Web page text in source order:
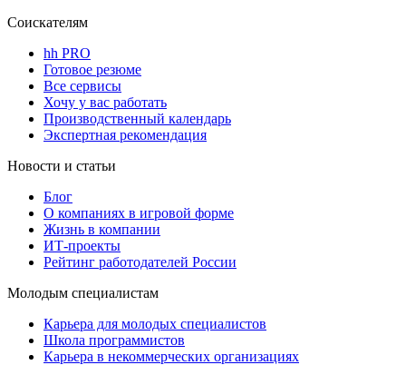
Соискателям
hh PRO
Готовое резюме
Все сервисы
Хочу у вас работать
Производственный календарь
Экспертная рекомендация
Новости и статьи
Блог
О компаниях в игровой форме
Жизнь в компании
ИТ-проекты
Рейтинг работодателей России
Молодым специалистам
Карьера для молодых специалистов
Школа программистов
Карьера в некоммерческих организациях